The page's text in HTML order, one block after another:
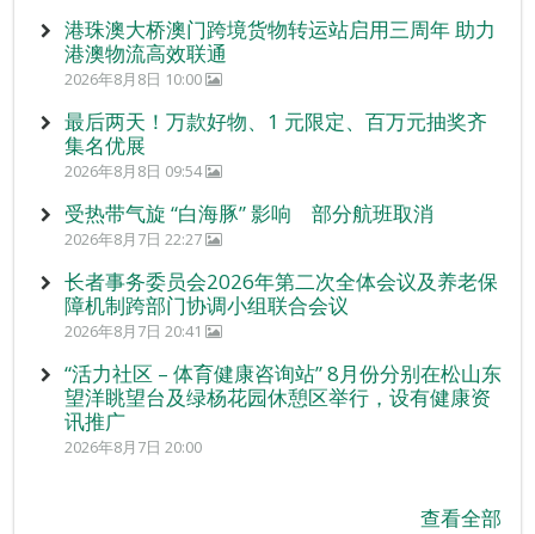
港珠澳大桥澳门跨境货物转运站启用三周年 助力
港澳物流高效联通
2026年8月8日 10:00
最后两天！万款好物、1 元限定、百万元抽奖齐
集名优展
2026年8月8日 09:54
受热带气旋 “白海豚” 影响 部分航班取消
2026年8月7日 22:27
长者事务委员会2026年第二次全体会议及养老保
障机制跨部门协调小组联合会议
2026年8月7日 20:41
“活力社区 – 体育健康咨询站” 8月份分别在松山东
望洋眺望台及绿杨花园休憩区举行，设有健康资
讯推广
2026年8月7日 20:00
查看全部